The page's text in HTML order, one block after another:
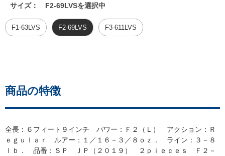
サイズ： F2-69LVSを選択中
F1-63LVS F2-69LVS F3-611LVS
商品の特徴
全長：６フィート９インチ パワー：Ｆ２（Ｌ） アクション：Ｒ
ｅｇｕｌａｒ ルアー：１／１６－３／８ｏｚ． ライン：３－８
ｌｂ． 品番：ＳＰ ＪＰ（２０１９） ２ｐｉｅｃｅｓ Ｆ２－